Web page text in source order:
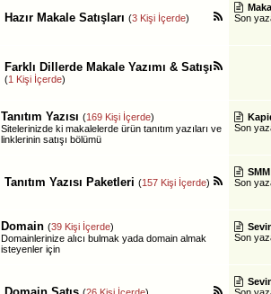
Hazır Makale Satışları (3 Kişi İçerde)
Son
Farklı Dillerde Makale Yazımı & Satışı
(1 Kişi İçerde)
Tanıtım Yazısı (169 Kişi İçerde)
Sitelerinizde ki makalelerde ürün tanıtım yazıları ve
linklerinin satışı bölümü
Son
Tanıtım Yazısı Paketleri (157 Kişi İçerde)
Son
Domain (39 Kişi İçerde)
Domainlerinize alıcı bulmak yada domain almak
isteyenler için
Son